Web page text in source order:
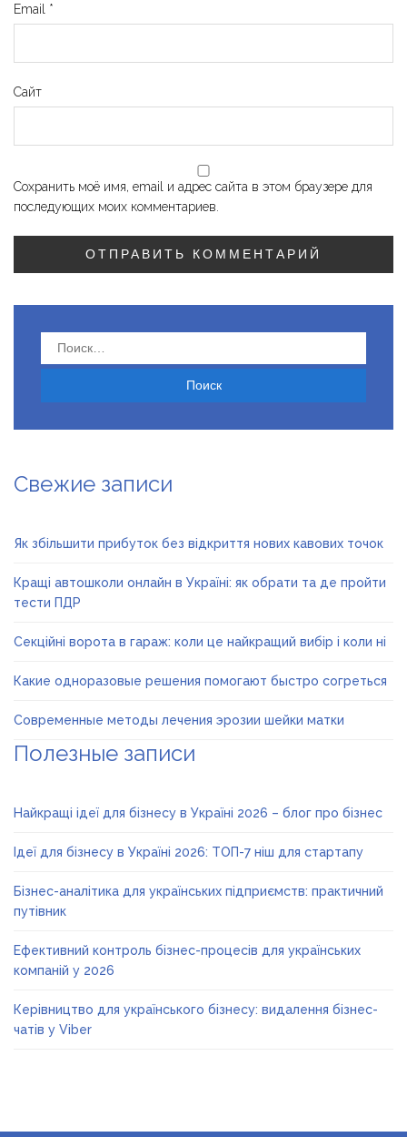
Email *
Сайт
Сохранить моё имя, email и адрес сайта в этом браузере для
последующих моих комментариев.
Найти:
Свежие записи
Як збільшити прибуток без відкриття нових кавових точок
Кращі автошколи онлайн в Україні: як обрати та де пройти
тести ПДР
Секційні ворота в гараж: коли це найкращий вибір і коли ні
Какие одноразовые решения помогают быстро согреться
Современные методы лечения эрозии шейки матки
Полезные записи
Найкращі ідеї для бізнесу в Україні 2026 – блог про бізнес
Ідеї для бізнесу в Україні 2026: ТОП-7 ніш для стартапу
Бізнес-аналітика для українських підприємств: практичний
путівник
Ефективний контроль бізнес-процесів для українських
компаній у 2026
Керівництво для українського бізнесу: видалення бізнес-
чатів у Viber